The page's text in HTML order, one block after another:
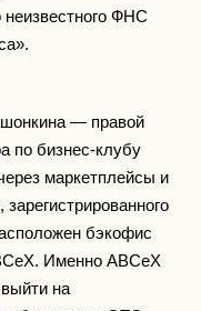
неизвестного ФНС
— правой
по бизнес-клубу
маркетплейсы и
бэкофис
Именно ABCeX
на